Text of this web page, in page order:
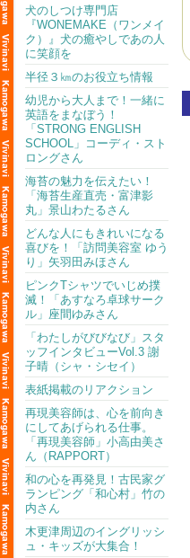
犬のしつけ専門店
『WONEMAKE（ワンメイ
ク）』犬の癒やしであの人
に笑顔を
半径３㎞のお役立ち情報
幼児から大人まで！一緒に
英語をまなぼう！
「STRONG ENGLISH
SCHOOL」コーディ・スト
ロングさん
海苔の魅力を伝えたい！
「海苔生産直売・富津影
丸」景山わたるさん
どんな人にもきれいになる
喜びを！「訪問美容室 ゆう
り」矢羽田みほさん
ピンクTシャツでいじめ撲
滅！「あすなろ卓球サーク
ル」座間ゆみさん
「わたしがびびなび」スタ
ッフインタビューVol.3 謝
子晴（シャ・シセイ）
表紙掲載のリアクション
再現美容師は、心を前向き
にしてあげられる仕事。
「再現美容師」小高由美さ
ん（RAPPORT）
和の心を再発見！古民家グ
ランピング「和心村」竹の
内さん
木更津周辺のイングリッシ
ュ・キッズが大集合！